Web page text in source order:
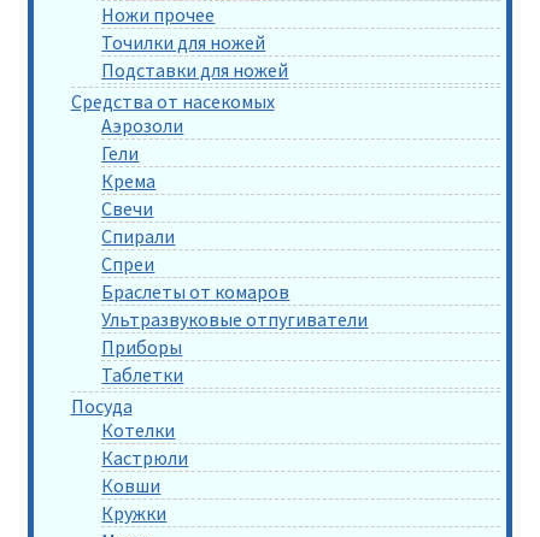
Ножи прочее
Точилки для ножей
Подставки для ножей
Средства от насекомых
Аэрозоли
Гели
Крема
Свечи
Спирали
Спреи
Браслеты от комаров
Ультразвуковые отпугиватели
Приборы
Таблетки
Посуда
Котелки
Кастрюли
Ковши
Кружки